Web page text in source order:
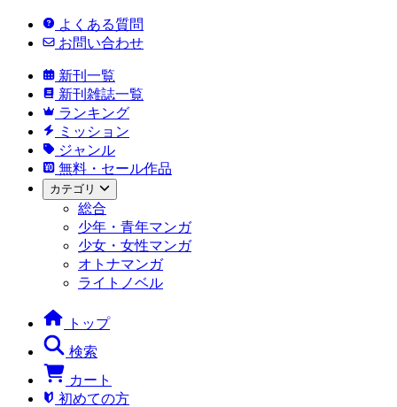
よくある質問
お問い合わせ
新刊一覧
新刊雑誌一覧
ランキング
ミッション
ジャンル
無料・セール作品
カテゴリ
総合
少年・青年マンガ
少女・女性マンガ
オトナマンガ
ライトノベル
トップ
検索
カート
初めての方